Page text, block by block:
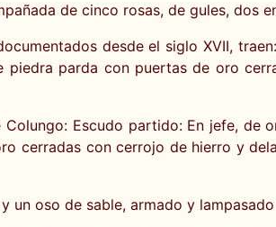
de cinco rosas, de gules, dos
desde el siglo XVII,
parda con puertas de oro
Escudo partido: En jefe, de
cerradas con cerrojo de hierro y
un oso de sable, armado y